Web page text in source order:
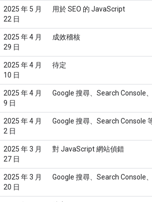
2025 年 5 月
22 日
用於 SEO 的 JavaScript
2025 年 4 月
29 日
成效稽核
2025 年 4 月
10 日
待定
2025 年 4 月
9 日
Google 搜尋、Search Console
2025 年 4 月
2 日
Google 搜尋、Search Console
2025 年 3 月
27 日
對 JavaScript 網站偵錯
2025 年 3 月
20 日
Google 搜尋、Search Console